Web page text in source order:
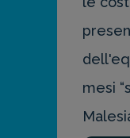
mesi